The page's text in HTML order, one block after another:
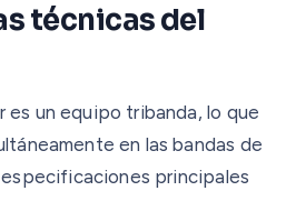
técnicas del
es un equipo tribanda, lo que
en las bandas de
principales